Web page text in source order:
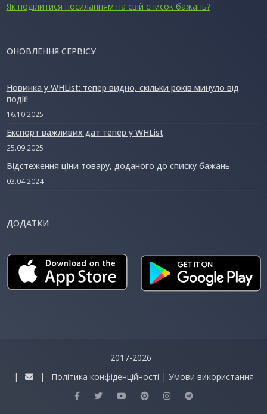
Як поділитися посиланням на свій список бажань?
ОНОВЛЕННЯ СЕРВІСУ
Новинка у WHList: тепер видно, скільки років минуло від
події!
16.10.2025
Експорт важливих дат тепер у WHList
25.09.2025
Відстеження ціни товару, доданого до списку бажань
03.04.2024
ДОДАТКИ
2017-2026
|
| Політика конфіденційності | Умови використання